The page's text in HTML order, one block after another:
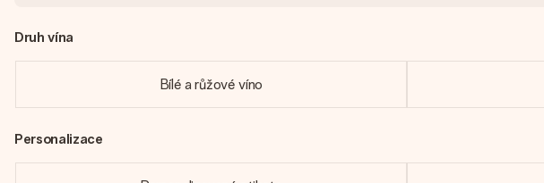
Druh vína
Bílé a růžové víno
Personalizace